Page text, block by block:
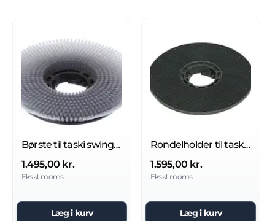
Børste til taski swingo 4000
1.495,00 kr.
Ekskl. moms
Læg i kurv
Rondelholder til taski swingo 2500
1.595,00 kr.
Ekskl. moms
Læg i kurv